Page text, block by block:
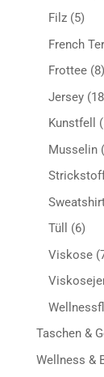
Filz 55
French
Frottee 88
Jersey 18
Kunstfell
Musselin
Tüll 66
Viskose
Taschen &
Wellness &